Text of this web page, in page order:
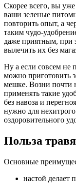
Скорее всего, вы уже
ваши зеленые
повторить опыт, а
таким чудо-
даже приятным, при
вылечить их без
Ну а если совсем не
можно приготовить
мешке. Возни почти
применять такие
без навоза и
нужно для
оздоровительного
Польза
Основные
настой делает